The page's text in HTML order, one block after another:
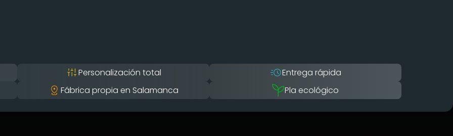
Personalización total
Entrega rápida
Fábrica propia en Salamanca
Pla ecológico